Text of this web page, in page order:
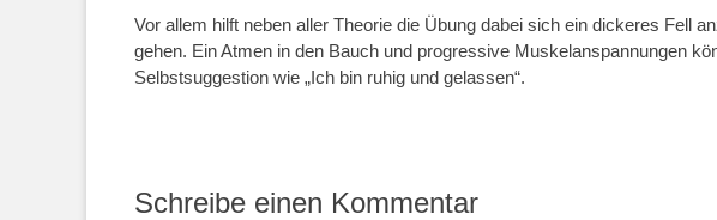
Vor allem hilft neben aller Theorie die Übung dabei sich ein dickeres Fell
gehen. Ein Atmen in den Bauch und progressive Muskelanspannungen
Selbstsuggestion wie „Ich bin ruhig und gelassen“.
Schreibe einen Kommentar